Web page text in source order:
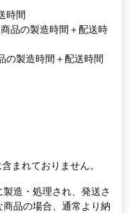
時間
商品の製造時間＋配送時
の製造時間＋配送時間
まれておりません。
造・処理され、発送さ
品の場合、通常より納